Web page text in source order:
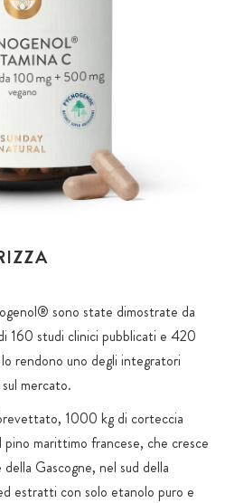
sono state dimostrate da
160 studi clinici pubblicati e 420
rendono uno degli integratori
mercato.
1000 kg di corteccia
marittimo francese, che cresce
Gascogne, nel sud della
estratti con solo etanolo puro e